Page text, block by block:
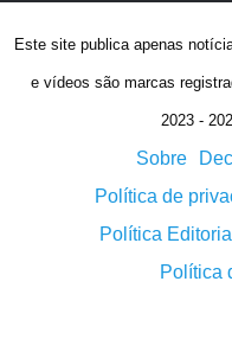
Este site publica apenas
e vídeos são marcas
2023 -
Sobre
Política de
Política Editorial
Política